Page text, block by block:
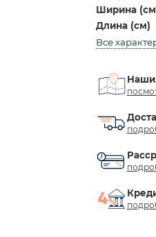
Ширина
Длина (см)
Все
Наши